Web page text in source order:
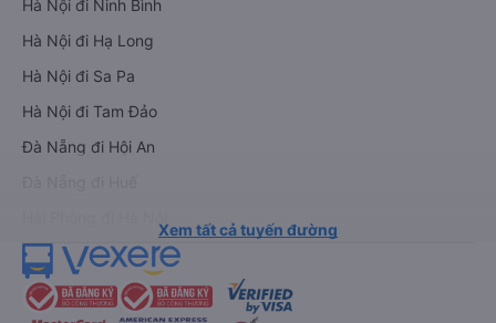
Hà Nội đi Ninh Bình
Hà Nội đi Hạ Long
Hà Nội đi Sa Pa
Hà Nội đi Tam Đảo
Đà Nẵng đi Hội An
Xem tất cả tuyến đường